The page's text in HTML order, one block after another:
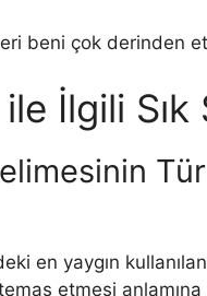
beni çok derinden
İlgili
en yaygın
etmesi anlamına